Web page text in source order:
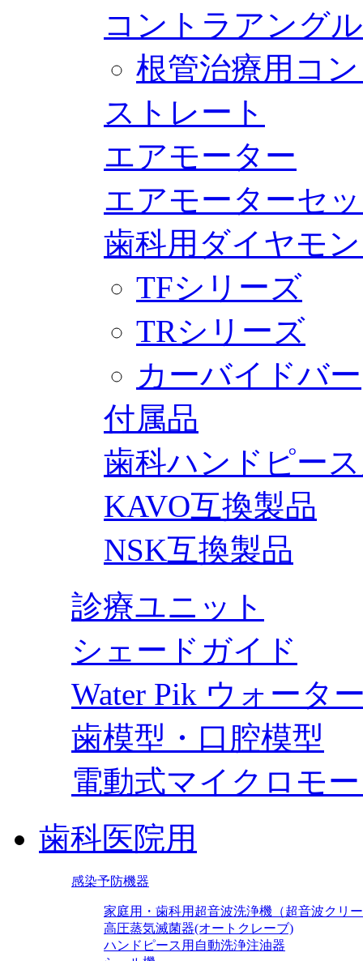
コントラアングル
根管治療用コ
ストレート
エアモーター
エアモーターセ
歯科用ダイヤモ
TFシリーズ
TRシリーズ
カーバイドバー
付属品
歯科ハンドピー
KAVO互換製品
NSK互換製品
診療ユニット
シェードガイド
Water Pik ウォータ
歯模型・口腔模型
電動式マイクロモ
歯科医院用
感染予防機器
家庭用・歯科用超音波洗浄機（超音波クリ
高圧蒸気滅菌器(オートクレーブ)
ハンドピース用自動洗浄注油器